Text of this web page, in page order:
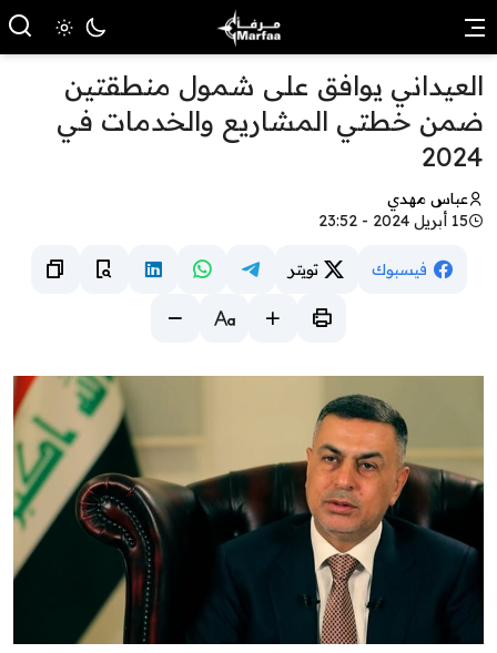
العيداني يوافق على شمول منطقتين
ضمن خطتي المشاريع والخدمات في
2024
عباس مهدي
15 أبريل 2024 - 23:52
فيسبوك تويتر